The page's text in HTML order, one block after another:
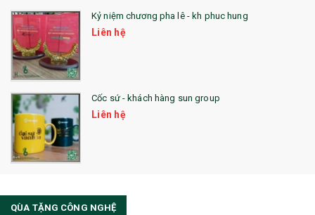
26. QUÀ TẶNG LUMINARC
28. BỘ ĐỒ ĂN CAO CẤP
29. MÓC KHOÁ
31. TÚI VẢI KHÔNG DỆT
32. TÚI VẢI BỐ
33. MŨ LƯỠI TRAI
36. QUẠT NHỰA QUẢNG CÁO
Kỷ niệm chương pha lê - kh phuc hung
Liên hệ
Cốc sứ - khách hàng sun group
Liên hệ
QÙA TẶNG CÔNG NGHỆ